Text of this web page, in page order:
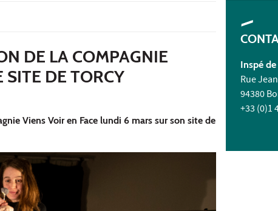
DE LA COMPAGNIE
SITE DE TORCY
Viens Voir en Face lundi 6 mars sur son site de
Inspé
Rue
94380
+33 (0)1